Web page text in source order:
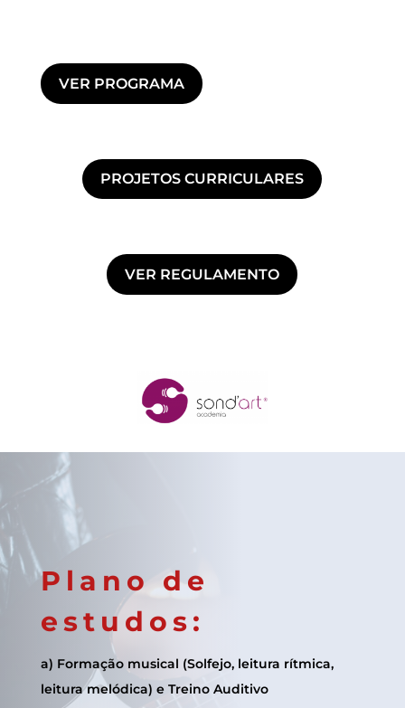
VER PROGRAMA
PROJETOS CURRICULARES
VER REGULAMENTO
Plano de
estudos:
a) Formação musical (Solfejo, leitura rítmica,
leitura melódica) e Treino Auditivo